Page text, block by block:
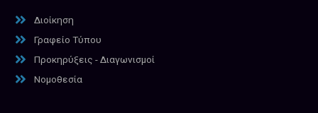
Διοίκηση
Γραφείο Τύπου
Προκηρύξεις - Διαγωνισμοί
Νομοθεσία